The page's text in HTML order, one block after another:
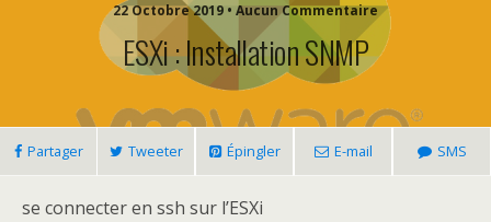
22 Octobre 2019 • Aucun Commentaire
ESXi : Installation SNMP
Partager Tweeter Épingler E-mail SMS
se connecter en ssh sur l’ESXi